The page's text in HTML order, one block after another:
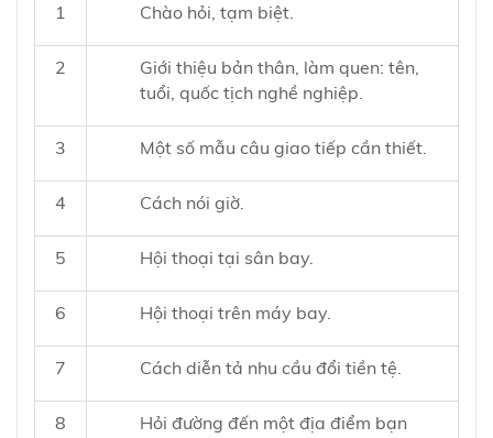
1 Chào hỏi, tạm biệt.
2
Giới thiệu bản thân, làm quen: tên,
tuổi, quốc tịch nghề nghiệp.
3 Một số mẫu câu giao tiếp cần thiết.
4 Cách nói giờ.
5 Hội thoại tại sân bay.
6 Hội thoại trên máy bay.
7 Cách diễn tả nhu cầu đổi tiền tệ.
8
Hỏi đường đến một địa điểm bạn